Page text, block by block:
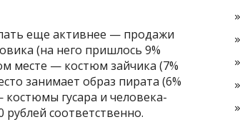
еще активнее — продажи
(на него пришлось 9%
месте — костюм зайчика (7%
занимает образ пирата (6%
гусара и человека-
рублей соответственно.